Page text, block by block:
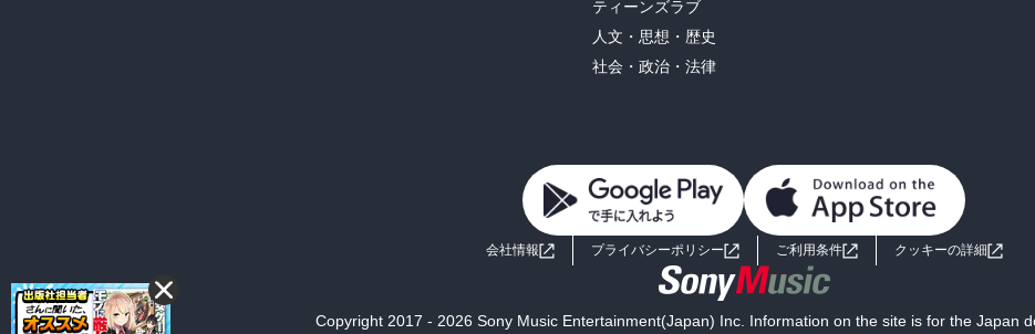
ティーンズラブ
人文・思想・歴史
社会・政治・法律
会社情報 プライバシーポリシー ご利用条件 クッキーの詳細
Copyright 2017 - 2026 Sony Music Entertainment(Japan) Inc. Information on the site is for the Japan